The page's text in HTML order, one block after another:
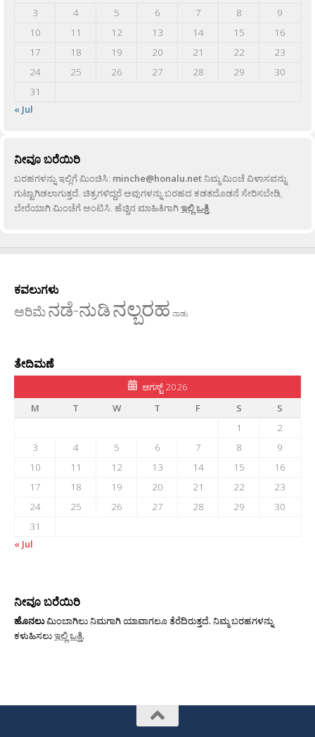
3
4 5 6 7 8
9
10
11 12 13 14 15
16
17
18 19 20 21 22
23
24
25 26 27 28 29
30
31
« Jul
ನೀವೂ ಬರೆಯಿರಿ
ಬರಹಗಳನ್ನು ಇಲ್ಲಿಗೆ ಮಿಂಚಿಸಿ: minche@honalu.netನಿಮ್ಮ ಮಿಂಚೆ ವಿಳಾಸವನ್ನು
ಗುಟ್ಟಾಗಿಡಲಾಗುತ್ತದೆ. ಚಿತ್ರಗಳಿದ್ದರೆ ಅವುಗಳನ್ನು ಬರಹದ ಕಡತದೊಡನೆ ಸೇರಿಸಬೇಡಿ,
ಬೇರೆಯಾಗಿ ಮಿಂಚೆಗೆ ಅಂಟಿಸಿ. ಹೆಚ್ಚಿನ ಮಾಹಿತಿಗಾಗಿಇಲ್ಲಿ ಒತ್ತಿ.
ಕವಲುಗಳು
ಅರಿಮೆನಡೆ-ನುಡಿನಲ್ಬರಹ ನಾಡು
ತೇದಿಮಣೆ
ಆಗಸ್ಟ್ 2026
M
T W T F S
S
1
2
3
4 5 6 7 8
9
10
11 12 13 14 15
16
17
18 19 20 21 22
23
24
25 26 27 28 29
30
31
« Jul
ನೀವೂ ಬರೆಯಿರಿ
ಹೊನಲುಮಿಂಬಾಗಿಲು ನಿಮಗಾಗಿ ಯಾವಾಗಲೂ ತೆರೆದಿರುತ್ತದೆ. ನಿಮ್ಮ ಬರಹಗಳನ್ನು
ಕಳುಹಿಸಲುಇಲ್ಲಿ ಒತ್ತಿ.